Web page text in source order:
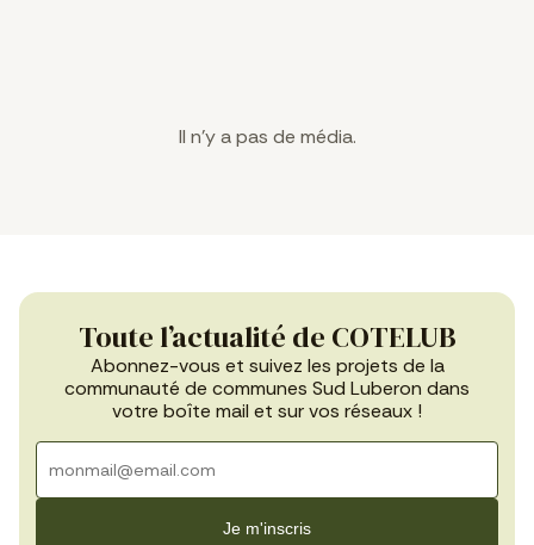
Il n’y a pas de média.
Toute l’actualité de COTELUB
Abonnez-vous et suivez les projets de la
communauté de communes Sud Luberon dans
votre boîte mail et sur vos réseaux !
Je m'inscris